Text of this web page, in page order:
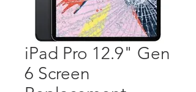
iPad Pro 12.9" Gen
6 Screen